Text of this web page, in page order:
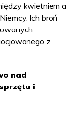
kwietniem a
Ich broń
z
nad
i